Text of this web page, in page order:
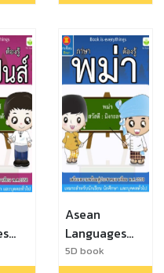
Asean
Languages
Myanmar
5D book